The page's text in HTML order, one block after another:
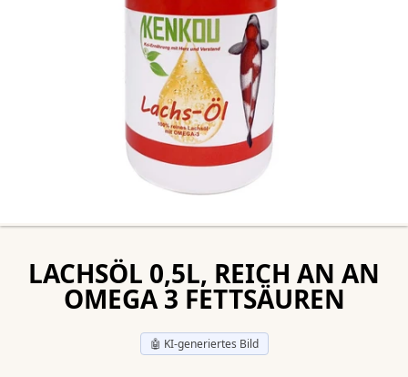
LACHSÖL 0,5L, REICH AN AN
OMEGA 3 FETTSÄUREN
🤖 KI-generiertes Bild